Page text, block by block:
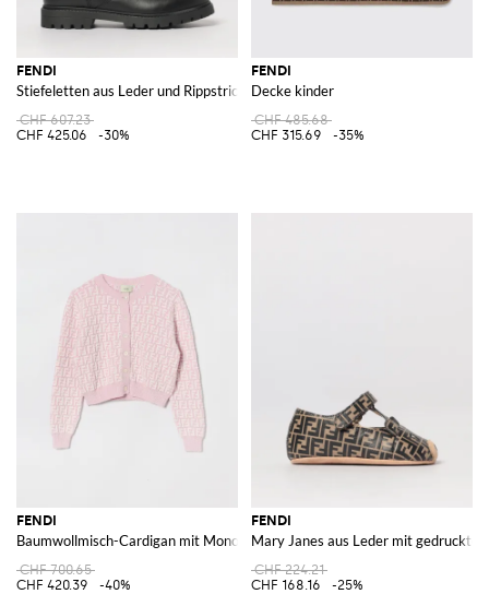
FENDI
Stiefeletten aus Leder und Rippstrick mit FF-Monogramm
CHF 607.23
CHF 425.06
-30%
FENDI
Decke kinder
CHF 485.68
CHF 315.69
-35%
FENDI
Baumwollmisch-Cardigan mit Monogramm-Motiv
CHF 700.65
CHF 420.39
-40%
FENDI
Mary Janes aus Leder mit
CHF 224.21
CHF 168.16
-25%